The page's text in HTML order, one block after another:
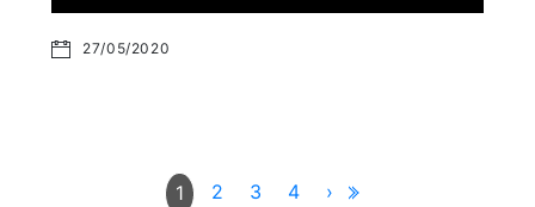
27/05/2020
1 2 3 4 ›